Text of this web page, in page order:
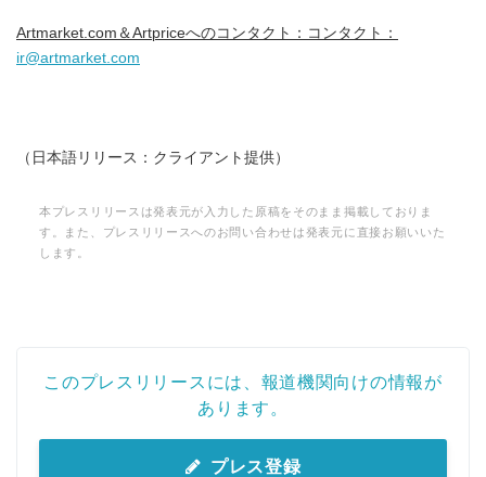
Artmarket.com ＆Artpriceへのコンタクト：コンタクト：
ir@artmarket.com
（日本語リリース：クライアント提供）
本プレスリリースは発表元が入力した原稿をそのまま掲載しておりま
す。また、プレスリリースへのお問い合わせは発表元に直接お願いいた
します。
このプレスリリースには、報道機関向けの情報が
あります。
プレス登録